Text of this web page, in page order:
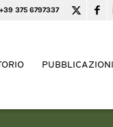
375 6797337
PUBBLICAZIONI